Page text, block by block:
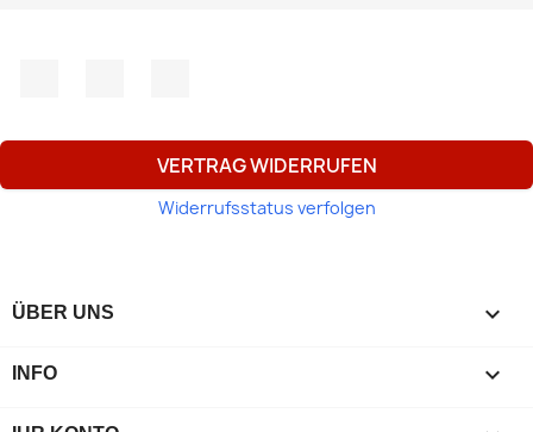
VERTRAG WIDERRUFEN
Widerrufsstatus verfolgen
ÜBER UNS 
INFO 